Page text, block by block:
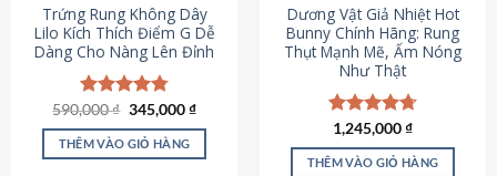
Trứng Rung Không Dây
Lilo Kích Thích Điểm G Dễ
Dàng Cho Nàng Lên Đỉnh
Được xếp
hạng4.79
5 sao
590,000₫ Giá
là:
590,000 ₫.
345,000₫Giá
tại
345,000 ₫.
THÊM VÀO GIỎ HÀNG
Dương Vật Giả Nhiệt Hot
Bunny Chính Hãng: Rung
Thụt Mạnh Mẽ, Ấm Nóng
Như Thật
Được xếp
hạng4.73
5 sao
1,245,000₫
THÊM VÀO GIỎ HÀNG